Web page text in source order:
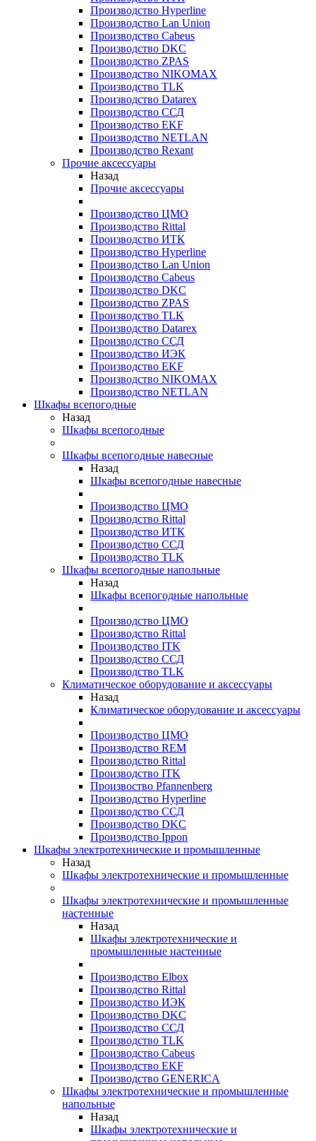
Производство Hyperline
Производство Lan Union
Производство Cabeus
Производство DKC
Производство ZPAS
Производство NIKOMAX
Производство TLK
Производство Datarex
Производство ССД
Производство EKF
Производство NETLAN
Производство Rexant
Прочие аксеcсуары
Назад
Прочие аксеcсуары
Производство ЦМО
Производство Rittal
Производство ИТК
Производство Hyperline
Производство Lan Union
Производство Cabeus
Производство DKC
Производство ZPAS
Производство TLK
Производство Datarex
Производство ССД
Производство ИЭК
Производство EKF
Производство NIKOMAX
Производство NETLAN
Шкафы всепогодные
Назад
Шкафы всепогодные
Шкафы всепогодные навесные
Назад
Шкафы всепогодные навесные
Производство ЦМО
Производство Rittal
Производство ИТК
Производство ССД
Производство TLK
Шкафы всепогодные напольные
Назад
Шкафы всепогодные напольные
Производство ЦМО
Производство Rittal
Производство ITK
Производство ССД
Производство TLK
Климатическое оборудование и аксессуары
Назад
Климатическое оборудование и аксессуары
Производство ЦМО
Производство REM
Производство Rittal
Производство ITK
Произвоство Pfannenberg
Производство Hyperline
Производство ССД
Производство DKC
Производство Ippon
Шкафы электротехнические и промышленные
Назад
Шкафы электротехнические и промышленные
Шкафы электротехнические и промышленные
настенные
Назад
Шкафы электротехнические и
промышленные настенные
Производство Elbox
Производство Rittal
Производство ИЭК
Производство DKC
Производство ССД
Производство TLK
Производство Cabeus
Производство EKF
Производство GENERICA
Шкафы электротехнические и промышленные
напольные
Назад
Шкафы электротехнические и